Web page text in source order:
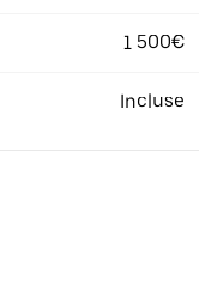
1 500€
Incluse